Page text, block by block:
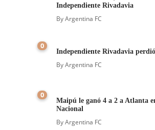
Independiente Rivadavia
ByArgentina FC
0
Independiente Rivadavia
ByArgentina FC
0
Maipú le ganó 4 a 2 a Atlanta
Nacional
ByArgentina FC